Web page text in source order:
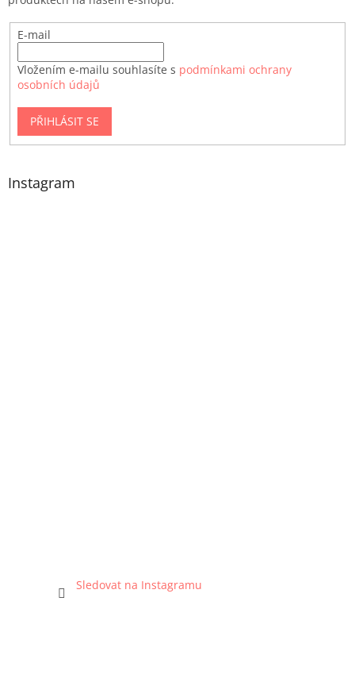
E-mail
Vložením e-mailu souhlasíte s podmínkami ochrany
osobních údajů
PŘIHLÁSIT SE
Instagram
Sledovat na Instagramu